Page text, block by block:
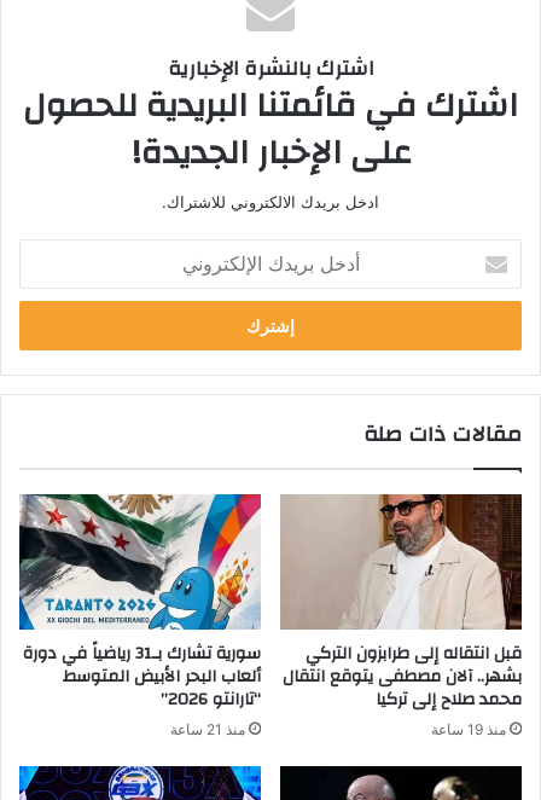
اشترك بالنشرة الإخبارية
اشترك في قائمتنا البريدية للحصول
على الإخبار الجديدة!
ادخل بريدك الالكتروني للاشتراك.
خ
ب
ر
د
ا
ل
إ
ل
ك
ت
ر
و
ن
ي
مقالات ذات صلة
قبل انتقاله إلى طرابزون التركي
بشهر.. آلان مصطفى يتوقع انتقال
محمد صلاح إلى تركيا
منذ 19 ساعة
سورية تشارك بـ31 رياضياً في دورة
ألعاب البحر الأبيض المتوسط
“تارانتو 2026”
منذ 21 ساعة